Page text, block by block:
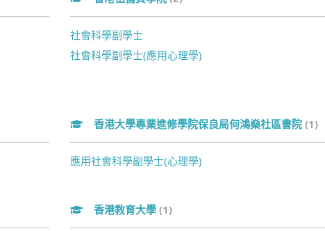
社會科學副學士
社會科學副學士(應用心理學)
香港大學專業進修學院保良局何鴻燊社區書院 (1)
應用社會科學副學士(心理學)
香港教育大學 (1)